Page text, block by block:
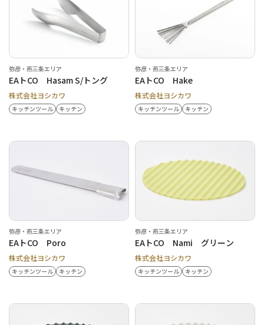
弥彦・燕三条エリア
EAトCO Hasam S/トング
株式会社ヨシカワ
キッチンツール キッチン
弥彦・燕三条エリア
EAトCO Hake
株式会社ヨシカワ
キッチンツール キッチン
弥彦・燕三条エリア
EAトCO Poro
株式会社ヨシカワ
キッチンツール キッチン
弥彦・燕三条エリア
EAトCO Nami グリーン
株式会社ヨシカワ
キッチンツール キッチン